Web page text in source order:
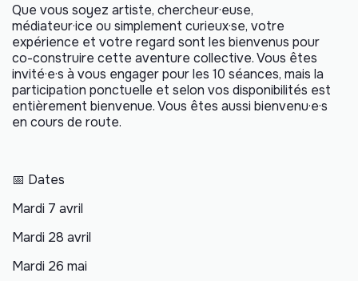
Que vous soyez artiste, chercheur·euse,
médiateur·ice ou simplement curieux·se, votre
expérience et votre regard sont les bienvenus pour
co-construire cette aventure collective. Vous êtes
invité·e·s à vous engager pour les 10 séances, mais la
participation ponctuelle et selon vos disponibilités est
entièrement bienvenue. Vous êtes aussi bienvenu·e·s
en cours de route.
📅 Dates
Mardi 7 avril
Mardi 28 avril
Mardi 26 mai